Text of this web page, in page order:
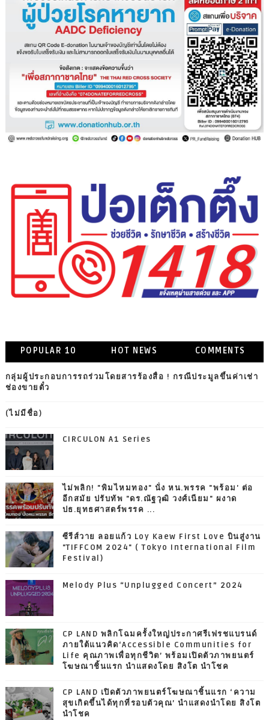
POPULAR 10 HOT NEWS COMMENTS
กลุ่มผู้ประกอบการรถร่วมโดยสารร้องสื่อ ! กรณีประมูลขึ้นค่าเช่า
ช่องขายตั๋ว
(ไม่มีชื่อ)
CIRCULON A1 Series
ไม่พลิก! "พิมไหมทอง" นั่ง หน.พรรค "พร้อม' ต่อ
อีกสมัย ปรับทัพ "ดร.ณัฐวุฒิ วงศ์เนียม" ผงาด
ปธ.ยุทธศาสตร์พรรค ...
ซีรีส์วาย ลอยแก้ว Loy Kaew First Love บินสู่งาน
"TIFFCOM 2024" ( Tokyo International Film
Festival)
Melody Plus “Unplugged Concert” 2024
CP LAND พลิกโฉมครั้งใหญ่ประกาศรีเฟรชแบรนด์
ภายใต้แนวคิด‘Accessible Communities for
Life คุณภาพเพื่อทุกชีวิต’ พร้อมเปิดตัวภาพยนตร์
โฆษณาชิ้นแรก นำแสดงโดย สิงโต นำโชค
CP LAND เปิดตัวภาพยนตร์โฆษณาชิ้นแรก ‘ความ
สุขเกิดขึ้นได้ทุกที่รอบตัวคุณ’ นำแสดงนำโดย สิงโต
นำโชค